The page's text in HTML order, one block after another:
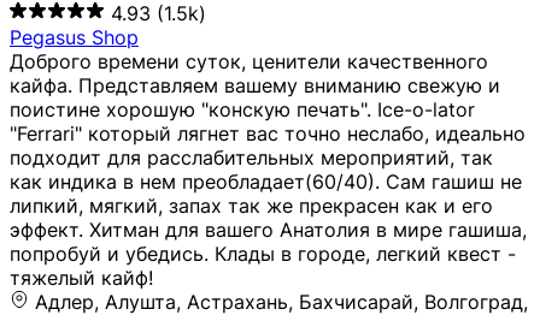
4.93 (1.5k)
Pegasus Shop
Доброго времени суток, ценители качественного
кайфа. Представляем вашему вниманию свежую и
поистине хорошую "конскую печать". Ice-o-lator
"Ferrari" который лягнет вас точно неслабо, идеально
подходит для расслабительных мероприятий, так
как индика в нем преобладает(60/40). Сам гашиш не
липкий, мягкий, запах так же прекрасен как и его
эффект. Хитман для вашего Анатолия в мире гашиша,
попробуй и убедись. Клады в городе, легкий квест -
тяжелый кайф!
Адлер, Алушта, Астрахань, Бахчисарай, Волгоград, Волжский, Евпатория, Екатеринбург, Ишимбай, Казань, Керчь, Копейск, Курск, Рыльск, Саки, Салават, Симферополь, Сочи, Старый Крым, Стерлитамак, Судак, Уфа, Феодосия, Хабаровск, Челябинск, Ялта, Джанкой, Новосибирск, Щёлкино, Санкт-Петербург, Мурманск, Сургут, Невинномысск, Черкесск, Усть-Лабинск, Геленджик, Ставрополь, Калуга, Елец, Лебедянь, Данков, Жуковский, Оренбург, Орск (Оренбургская область), Магнитогорск, Пермь, Зеленоград, Солнечногорск, Нижний Новгород, Лысково, Заволжье, Кстово, Балахна (Нижегородская область), Богородск, Бор (Нижегородская область), Саратов, Энгельс, Ижевск, Тюмень, Ростов-на-Дону, Шахты, Новочеркасск, Батайск, Аксай, Люберцы, Истра, Москва, Армавир, Краснодар, Магадан, Самара, Анапа, Славянск-на-Кубани, Чаплыгин, Липецк, Нижний Тагил, Орехово-Зуево, Усть-Джегута, Лянтор, Нефтеюганск, Пыть-Ях, Урень, Ветлуга, Шахунья, Новороссийск, Крымск, Тимашёвск, Тольятти, Воткинск, Звенигород, Руза, Можайск, Белгород, Воронеж, Соликамск, Нытва, Лысьва (Пермский край), Чусовой, Кунгур, Краснокамск, Миасс, Губаха, Тула, Новомосковск, Донской, Омск, Льгов, Мытищи, Королёв, Ивантеевка, Балашиха, Семилуки, Кудымкар, Старый Оскол, Оса (Пермский край), Одинцово (Московская область), Ханты-Мансийск, Лабинск, Темрюк, Курганинск, Белореченск (Краснодарский край), Алупкa, Губкин, Рязань, Калининград, Усть-Илимск, Фрязино, Минеральные Воды, Пятигорск, Кострома, Ярославль, Коркино, Верхняя Пышма, Подольск, Красноярск, Смоленск, Долгопрудный, Чебоксары, Калачинск, Канск, Киров (Кировская область), Вологда, Рославль, Владивосток, Обнинск, Балабаново (Калужская область), Малоярославец, Брянск, Видное, Ярцево, Вязьма, Гагарин, Приволжск, Фурманов, Чайковский, Кинешма, Горячий Ключ, Улан-Удэ, Туймазы, Дюртюли, Альметьевск, Нефтекамск, Хадыженск, Апшеронск, Майкоп, Уссурийск, Ульяновск, Гатчина, Луга (Ленинградская область), Надым, Ногинск, Электросталь, Железнодорожный (Московская область), Бутурлиновка, Кириллов, Краснознаменск (Калиниградская область), Мышкин, Томмот, Холм, Абакан, Абдулино, Агидель, Агрыз, Адыгейск, Азнакаево, Алатырь, Алдан, Алейск, Александров, Александровск, Алексеевка (Белгородская обл.), Алексин, Амурск, Анадырь, Ангарск, Андреаполь, Анжеро-Судженск, Анива, Апатиты, Арамиль, Ардон, Арзамас, Аркадак, Арсеньев, Артём, Артёмовский, Архангельск, Асбест, Асино, Аткарск, Ахтубинск, Аша, Бабаево (Вологодская область), Бавлы (Республика Татарстан), Байкальск, Бакал, Баксан, Балаклава, Балаково (Саратовская область), Балашов (Саратовская область), Балтийск, Барабинск, Барнаул, Барыш (Ульяновская область), Бежецк, Белая Калитва (Ростовская область), Белебей, Белогорск (Крым), Белозерск, Белокуриха, Беломорск, Белоозёрский (Московская область), Белорецк (Республика Башкортостан), Кызыл, Белоярский (Ханты-Мансийский АО), Бердск, Березники (Пермский край), Берёзовский (Кемеровская область), Берёзовский (Свердловская область), Беслан, Бийск, Бикин, Билибино, Биробиджан, Благовещенск (Амурская область), Благовещенск (Башкортостан), Бобров, Богородицк, Боготол, Богучар, Бокситогорск (Ленинградская область), Бологое (Тверская область), Болхов, Большой Камень (Приморский край), Борисоглебск (Воронежская область), Боровичи (Новгородская область), Боровск, Бородино, Братск, Бронницы (Московская область), Бугульма (Республика Татарстан), Бугуруслан (Оренбургская область), Буинск, Буй, Буйнакск, Валдай, Валуйки, Велиж, Великие Луки, Великий Новгород, Великий Устюг, Вельск, Венёв, Верещагино, Верхнеуральск, Верхний Уфалей, Верхняя Салда, Верхняя Тура, Весьегонск, Вилючинск, Вихоревка, Вичуга, Владикавказ, Волгодонск, Волгореченск, Володарск, Волосово, Волчанск, Вольск, Воркута, Ворсма, Всеволожск (Ленинградская область), Вуктыл, Выкса, Высоковск, Высоцк, Вытегра, Вышний Волочёк, Вяземский, Вязники, Вятские Поляны, Нея, Шилка, Гаврилов Посад, Гаврилов-Ям, Гай, Галич, Гдов, Голицыно, Горно-Алтайск, Горнозаводск, Горняк, Городец, Гороховец, Гремячинск, Грозный, Грязи, Грязовец, Губкинский, Гуково, Гулькевичи, Гурьевск (Калининградская область), Гурьевск (Кемеровская область), Гусев, Гусь-Хрустальный, Давлеканово, Далматово, Дальнегорск, Дегтярск, Дедовск, Демидов, Дербент, Десногорск, Дзержинск, Дзержинский (Московская область), Дивногорск, Димитровград, Дмитровск, Дно, Добрянка, Долинск, Домодедово, Донецк (ДНР), Дорогобуж, Дрезна, Дубна, Дудинка, Духовщина, Дятьково, Егорьевск, Елабуга, Елизово, Ельня (Будет изменено название), Емва, Енисейск, Ермолино, Ершов, Ессентуки, Ефремов, Железноводск, Железногорск (Красноярский край), Железногорск (Курская область), Железногорск-Илимский, Жигулёвск, Жиздра, Жирновск, Жуков, Жуковка, Заводоуковск, Заволжск, Задонск, Заинск, Заозёрный, Заозёрск, Западная Двина, Заполярный, Зарайск, Заречный (Пензенская область), Заречный (Свердловская область), Заринск, Звенигово, Зверево, Зеленогорск ( Ленинградская обл. ), Зеленоградск, Зеленодольск, Зеленокумск, Зерноград, Зима, Змеиногорск, Зубцов, Ивангород, Иваново, Ивдель, Избербаш, Изобильный, Иланский, Инза, Инкерман, Инта, Ипатово, Искитим, Йошкар-Ола, Кадников, Калач, Калач-на-Дону, Калининск, Калтан, Калязин, Камбарка, Каменка (Пензенская область), Каменногорск (Ленинградская область), Каменск-Уральский, Каменск-Шахтинский, Камень-на-Оби, Камешково, Камышин, Канаш, Кандалакша, Карабаново, Карабаш, Карачаевск, Каргат, Каргополь, Карпинск, Карталы, Касимов, Касли, Каспийск, Катав-Ивановск, Катайск, Качканар, Кашин, Кашира, Кемерово, Кемь, Кизел, Кизилюрт, Кизляр, Кимовск, Кимры, Кингисепп, Кинель, Киреевск, Киренск, Киржач, Кириши, Кирово-Чепецк, Кировск (Ленинградская область), Кировск (Мурманская область), Кирсанов, Киселёвск, Кисловодск, Климовск, Клинцы, Княгинино, Ковдор, Ковров, Когалым, Козельск, Козьмодемьянск, Кола, Кологрив, Колпашево, Колпино, Кольчугино, Комсомольск, Комсомольск-на-Амуре, Конаково, Кондопога, Кондрово, Константиновск, Кораблино, Кореновск, Корсаков, Коряжма, Костерёво, Костомукша, Котельники, Котельниково, Котельнич, Котлас, Котовск, Кохма, Красноармейск (Московская область), Краснозаводск, Краснознаменск (Московская область), Краснокаменск, Краснослободск (Волгоградская область), Краснотурьинск, Красноуральск, Красный Сулин, Кремёнки, Кропоткин, Кубинка, Кувшиново (Тверская область), Кудрово, Кулебаки, Кумертау, Курлово, Куровское, Куртамыш, Курчатов, Куса, Кушва, Кыштым, Лабытнанги, Лагань, Лаишево (Республика Татарстан), Лакинск, Лангепас, Лахденпохья, Ленинск-Кузнецкий, Ленск (Республика Саха), Лермонтов (Ставропольский край), Лесозаводск (Приморский край), Лесосибирск, Ливны (Орловская область), Ликино-Дулёво, Липки (Тульская область), Лиски (Воронежская область), Лихославль, Лодейное Поле, Ломоносов (Санкт-Петербург), Лосино-Петровский, Лукоянов, Луховицы, Лыткарино, Любань (Ленинградская область), Любим, Людиново, Магас, Майский, Макаров, Малая Вишера, Малгобек, Мамадыш, Мамоново, Мантурово, Маркс, Махачкала, Мглин, Мегион, Медвежьегорск, Медногорск, Медынь, Меленки, Мелеуз, Менделеевск, Мещовск, Микунь, Миллерово, Минусинск, Миньяр, Мирный (Архангельская область), Мирный (Якутия), Михайловка (Город), Михайловск (Свердловская область), Михайловск (Ставропольский край), Могоча, Можга, Моздок, Мончегорск, Морозовск, Моршанск, Мосальск, Муравленко, Мурино, Муром, Мценск, Мыски, Набережные Челны, Навашино (Нижегородская область), Назарово (Красноярский край), Назрань, Нальчик, Наро-Фоминск, Нарткала, Нарьян-Мар, Находка, Невель (Псковская область), Невельск, Невьянск, Нелидово (Тверская область), Неман, Нерехта (Костромская область), Нерюнгри, Нестеров, Нефтегорск (Самарская область), Нефтекумск, Нижневартовск, Нижнекамск (Республика Татарстан), Нижнеудинск, Нижние Серги, Нижний Ломов, Нижняя Тура, Николаевск-на-Амуре, Никольск (Вологодская область), Никольск (Пензенская область), Новая Ладога, Новая Ляля, Новоалександровск, Новоалтайск, Нововоронеж, Новодвинск, Новозыбков, Новокубанск, Новокуйбышевск, Новомичуринск, Новопавловск, Новоржев, Новосокольники, Новотроицк, Новоульяновск, Новоуральск, Новохопёрск, Новочебоксарск, Новошахтинск, Новый Оскол, Новый Уренгой, Норильск, Нурлат, Нягань, Нязепетровск, Няндома, Облучье, Обоянь, Озёрск (Калининградская область), Озёрск (Челябинская область), Озёры, Октябрьск (Самарская область), Октябрьский (Башкортостан), Окуловка (Новгородская область), Оленегорск, Олонец, Онега, Опочка, Осинники, Осташков, Остров, Острогожск, Отрадный, Оха, Павлово, Павловск (Воронежская область), Павловск (Санкт-Петербург), Павловский Посад, Партизанск, Певек, Пенза, Первоуральск, Перевоз, Пересвет, Переславль-Залесский, Пестово (Новгородская область), Петрозаводск, Петропавловск-Камчатский, Печоры, Пикалёво, Пионерский, Питкяранта, Плавск, Плёс, Подпорожье, Покачи, Покров, Покровск, Полесск, Полысаево, Полярные Зори, Полярный, Поронайск, Порхов, Похвистнево, Почеп, Починок, Пошехонье, Правдинск, Приморск (Калининградская область), Приморско-Ахтарск, Приозерск, Прокопьевск, Протвино, Прохладный, Пугачёв, Пудож, Пустошка, Пушкино, Пущино, Пыталово, Радужный (Владимирская область), Радужный (Ханты-Мансийский АО), Райчихинск, Раменское, Рассказово, Ревда, Реж, Реутов, Родники, Россошь, Ростов (Ярославская обл.), Рошаль, Ртищево, Рубцовск, Рузаевка, Рыбинск, Рыбное, Ряжск, Салехард, Сальск, Саранск, Сарапул, Саров, Сасово, Сатка, Сафоново, Саяногорск, Саянск, Светлогорск, Светлоград, Светлый, Светогорск (Ленинградская область), Свободный, Себеж, Северобайкальск, Северодвинск, Североуральск, Сегежа, Семикаракорск, Сенгилей, Серафимович, Сергач, Сергиев Посад, Сердобск, Сертолово (Ленинградская область), Сестрорецк (Ленинградская область), Сибай, Скопин, Славгород, Сланцы, Слободской, Слюдянка, Собинка, Советск (Кировская область), Советск (Калининградская область), Советск (Тульская область), Советская Гавань, Советский (Ханты-Мансийский АО), Сокол (Вологодская область), Солигалич, Соль-Илецк, Сольцы, Сортавала, Сосенский, Сосновоборск, Сосновый Бор (Ленинградская область), Сосногорск, Спас-Клепики, Спасск-Рязанский, С